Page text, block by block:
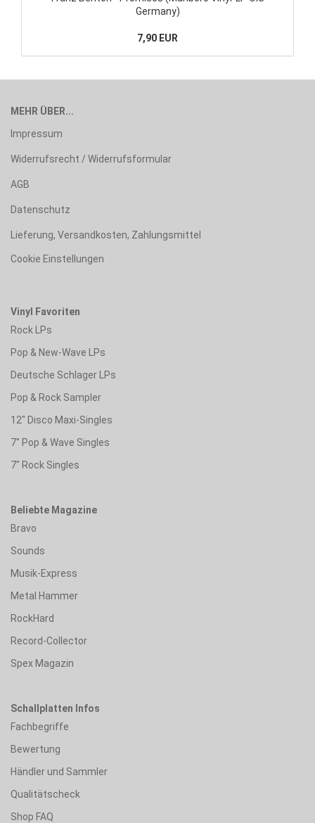
Germany)
7,90 EUR
MEHR ÜBER...
Impressum
Widerrufsrecht / Widerrufsformular
AGB
Datenschutz
Lieferung, Versandkosten, Zahlungsmittel
Cookie Einstellungen
Vinyl Favoriten
Rock LPs
Pop & New-Wave LPs
Deutsche Schlager LPs
Pop & Rock Sampler
12" Disco Maxi-Singles
7" Pop & Wave Singles
7" Rock Singles
Beliebte Magazine
Bravo
Sounds
Musik-Express
Metal Hammer
RockHard
Record-Collector
Spex Magazin
Schallplatten Infos
Fachbegriffe
Bewertung
Händler und Sammler
Qualitätscheck
Shop FAQ